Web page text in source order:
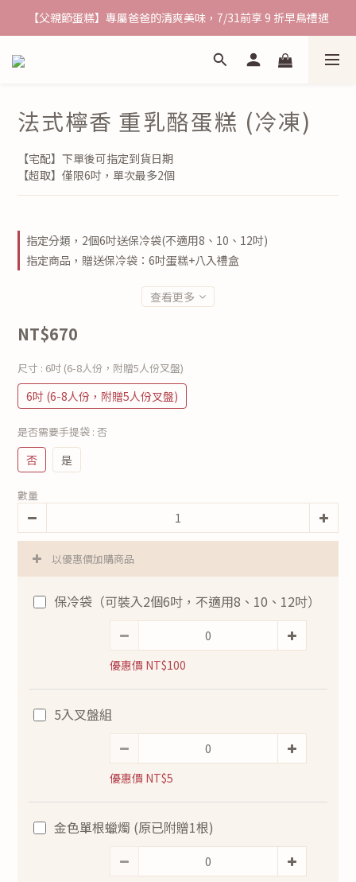
熱銷九宮格~ 宅配優惠送到家
【父親節蛋糕】專屬爸爸的清爽美味，7/31前享 9 折早鳥禮遇
熱銷九宮格~ 宅配優惠送到家
法式檸香 重乳酪蛋糕 (冷凍)
【宅配】下單後可指定到貨日期
【超取】僅限6吋，單次最多2個
指定分類，2個6吋送保冷袋(不適用8、10、12吋)
指定商品，贈送保冷袋：6吋蛋糕+八入禮盒
查看更多
NT$670
尺寸 : 6吋 (6-8人份，附贈5人份叉盤)
6吋 (6-8人份，附贈5人份叉盤)
是否需要手提袋 : 否
否 是
數量
以優惠價加購商品
保冷袋（可裝入2個6吋，不適用8、10、12吋）
優惠價 NT$100
5入叉盤組
優惠價 NT$5
金色單根蠟燭 (原已附贈1根)